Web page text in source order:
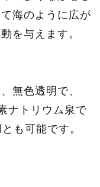
海のように広が
を与えます。
無色透明で、
ナトリウム泉で
も可能です。